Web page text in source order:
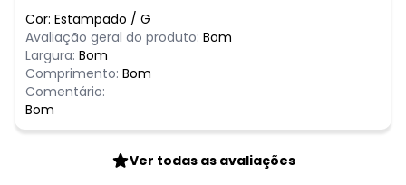
Cor: Estampado / G
Avaliação geral do produto: Bom
Largura: Bom
Comprimento: Bom
Comentário:
Bom
Ver todas as avaliações